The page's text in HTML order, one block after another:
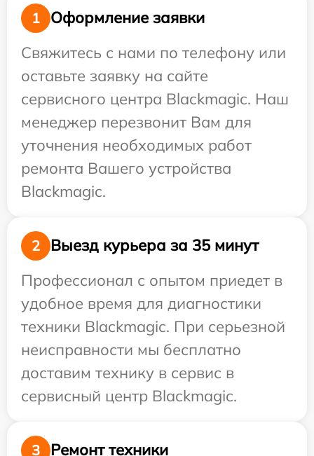
1
Оформление заявки
Свяжитесь с нами по телефону или
оставьте заявку на сайте
сервисного центра Blackmagic. Наш
менеджер перезвонит Вам для
уточнения необходимых работ
ремонта Вашего устройства
Blackmagic.
2
Выезд курьера за 35 минут
Профессионал с опытом приедет в
удобное время для диагностики
техники Blackmagic. При серьезной
неисправности мы бесплатно
доставим технику в сервис в
сервисный центр Blackmagic.
3 Ремонт техники